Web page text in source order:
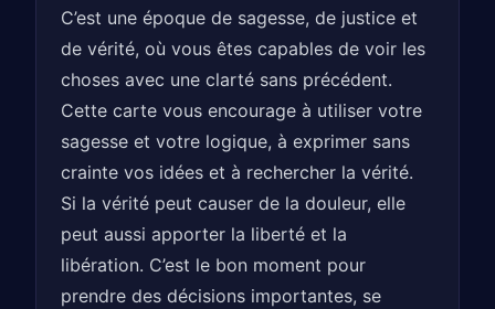
C’est une époque de sagesse, de justice et
de vérité, où vous êtes capables de voir les
choses avec une clarté sans précédent.
Cette carte vous encourage à utiliser votre
sagesse et votre logique, à exprimer sans
crainte vos idées et à rechercher la vérité.
Si la vérité peut causer de la douleur, elle
peut aussi apporter la liberté et la
libération. C’est le bon moment pour
prendre des décisions importantes, se